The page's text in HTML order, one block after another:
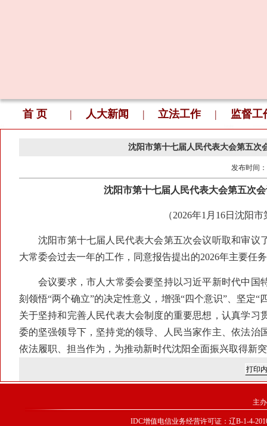
首 页 | 人大新闻 | 立法工作 | 监督工
沈阳市第十七届人民代表大会第五次
发布时间：
沈阳市第十七届人民代表大会第五次
（2026年1月16日沈阳
沈阳市第十七届人民代表大会第五次会议听取和审议
大常委会过去一年的工作，同意报告提出的2026年主要任
会议要求，市人大常委会要坚持以习近平新时代中国
刻领悟“两个确立”的决定性意义，增强“四个意识”、坚定
关于坚持和完善人民代表大会制度的重要思想，认真学
委的坚强领导下，坚持党的领导、人民当家作主、依法
依法履职、担当作为，为推动新时代沈阳全面振兴取得新
主
IDC增值电信业务经营许可证：辽B-1-4-